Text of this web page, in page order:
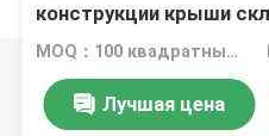
конструкции крыши
структуры Q235
MOQ：100 квадратных метров
Лучшая цена